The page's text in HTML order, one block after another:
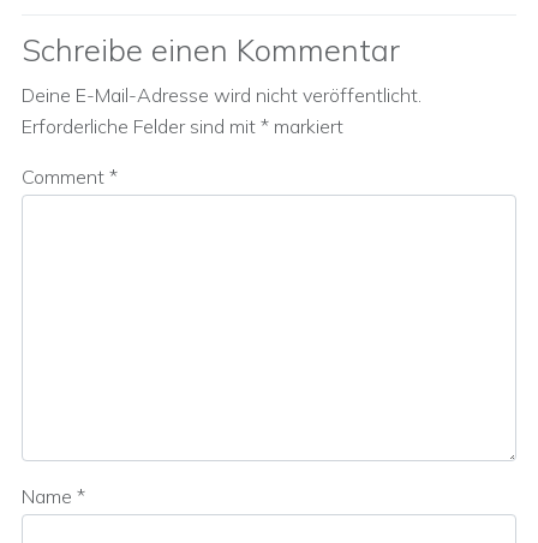
Schreibe einen Kommentar
Deine E-Mail-Adresse wird nicht veröffentlicht.
Erforderliche Felder sind mit * markiert
Comment *
Name *